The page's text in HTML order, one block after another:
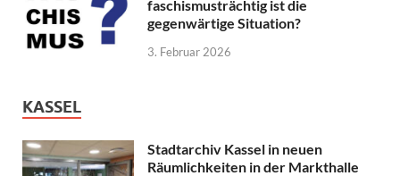
faschismusträchtig ist die
gegenwärtige Situation?
3. Februar 2026
KASSEL
Stadtarchiv Kassel in neuen
Räumlichkeiten in der Markthalle